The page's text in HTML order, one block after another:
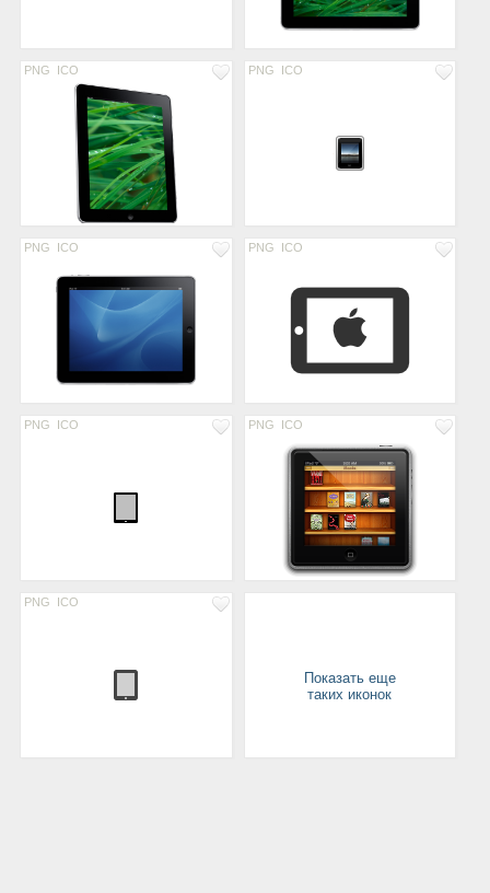
PNG ICO PNG ICO
PNG ICO PNG ICO
PNG ICO PNG ICO
PNG ICO
Показать еще
таких иконок